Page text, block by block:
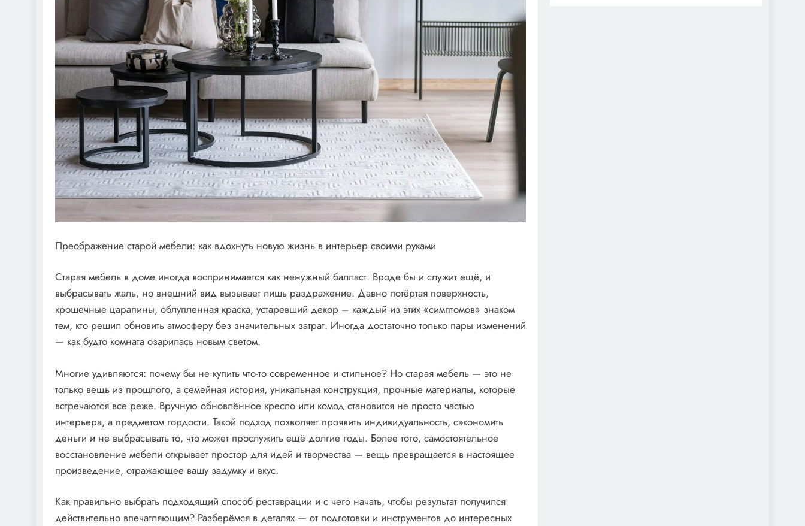
Преображение старой мебели: как вдохнуть новую жизнь в интерьер своими руками
Старая мебель в доме иногда воспринимается как ненужный балласт. Вроде бы и служит ещё, и
выбрасывать жаль, но внешний вид вызывает лишь раздражение. Давно потёртая поверхность,
крошечные царапины, облупленная краска, устаревший декор – каждый из этих «симптомов» знаком
тем, кто решил обновить атмосферу без значительных затрат. Иногда достаточно только пары изменений
— как будто комната озарилась новым светом.
Многие удивляются: почему бы не купить что-то современное и стильное? Но старая мебель — это не
только вещь из прошлого, а семейная история, уникальная конструкция, прочные материалы, которые
встречаются все реже. Вручную обновлённое кресло или комод становится не просто частью
интерьера, а предметом гордости. Такой подход позволяет проявить индивидуальность, сэкономить
деньги и не выбрасывать то, что может прослужить ещё долгие годы. Более того, самостоятельное
восстановление мебели открывает простор для идей и творчества — вещь превращается в настоящее
произведение, отражающее вашу задумку и вкус.
Как правильно выбрать подходящий способ реставрации и с чего начать, чтобы результат получился
действительно впечатляющим? Разберёмся в деталях — от подготовки и инструментов до интересных